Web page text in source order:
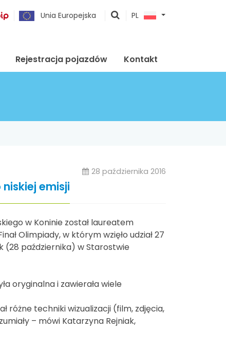
Unia Europejska
pokaż
PL
Rejestracja pojazdów Kontakt
28 października 2016
emisji
w Koninie został laureatem
Olimpiady, w którym wzięło udział 27
(28 października) w Starostwie
oryginalna i zawierała wiele
różne techniki wizualizacji (film, zdjęcia,
– mówi Katarzyna Rejniak,